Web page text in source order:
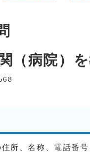
（病院）
所、名称、電話番